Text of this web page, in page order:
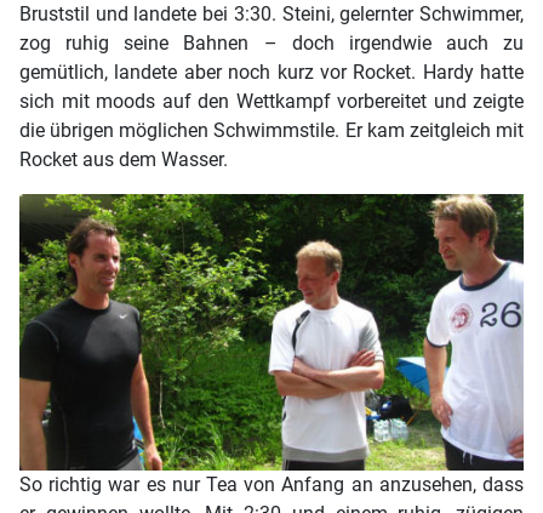
Bruststil und landete bei 3:30. Steini, gelernter Schwimmer,
zog ruhig seine Bahnen – doch irgendwie auch zu
gemütlich, landete aber noch kurz vor Rocket. Hardy hatte
sich mit moods auf den Wettkampf vorbereitet und zeigte
die übrigen möglichen Schwimmstile. Er kam zeitgleich mit
Rocket aus dem Wasser.
So richtig war es nur Tea von Anfang an anzusehen, dass